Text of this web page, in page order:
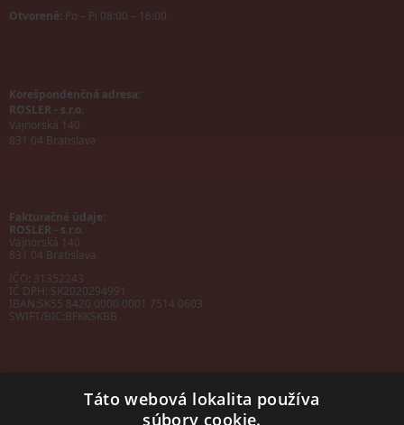
Otvorené: Po – Pi 08:00 – 16:00
Korešpondenčná adresa:
ROSLER - s.r.o.
Vajnorská 140
831 04 Bratislava
Fakturačné údaje:
ROSLER - s.r.o.
Vajnorská 140
831 04 Bratislava
IČO: 31352243
IČ DPH: SK2020294991
IBAN:SK55 8420 0000 0001 7514 0603
SWIFT/BIC:BFKKSKBB
Táto webová lokalita používa
súbory cookie.